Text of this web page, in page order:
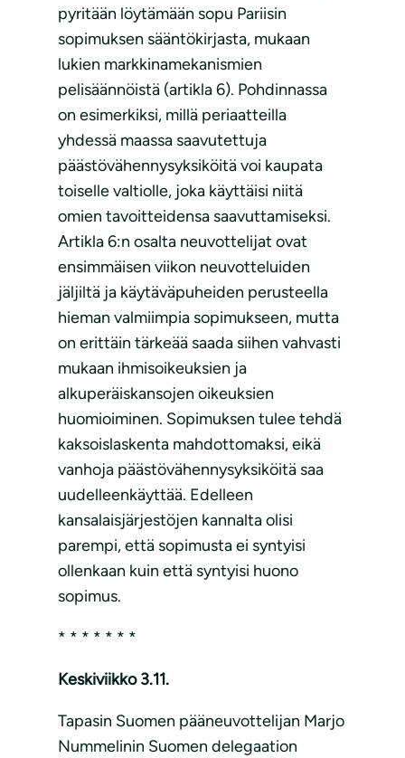
pyritään löytämään sopu Pariisin
sopimuksen sääntökirjasta, mukaan
lukien markkinamekanismien
pelisäännöistä (artikla 6). Pohdinnassa
on esimerkiksi, millä periaatteilla
yhdessä maassa saavutettuja
päästövähennysyksiköitä voi kaupata
toiselle valtiolle, joka käyttäisi niitä
omien tavoitteidensa saavuttamiseksi.
Artikla 6:n osalta neuvottelijat ovat
ensimmäisen viikon neuvotteluiden
jäljiltä ja käytäväpuheiden perusteella
hieman valmiimpia sopimukseen, mutta
on erittäin tärkeää saada siihen vahvasti
mukaan ihmisoikeuksien ja
alkuperäiskansojen oikeuksien
huomioiminen. Sopimuksen tulee tehdä
kaksoislaskenta mahdottomaksi, eikä
vanhoja päästövähennysyksiköitä saa
uudelleenkäyttää. Edelleen
kansalaisjärjestöjen kannalta olisi
parempi, että sopimusta ei syntyisi
ollenkaan kuin että syntyisi huono
sopimus.
* * * * * * *
Keskiviikko 3.11.
Tapasin Suomen pääneuvottelijan Marjo
Nummelinin Suomen delegaation